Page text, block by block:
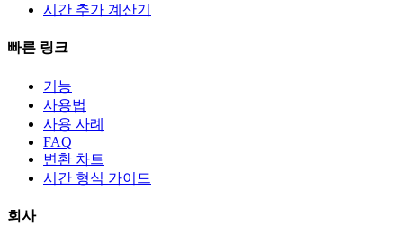
시간 추가 계산기
빠른 링크
기능
사용법
사용 사례
FAQ
변환 차트
시간 형식 가이드
회사